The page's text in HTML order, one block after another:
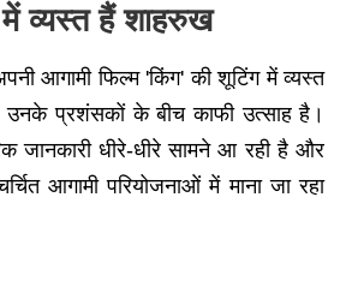
व्यस्त हैं शाहरुख
आगामी फिल्म 'किंग' की शूटिंग में व्यस्त
प्रशंसकों के बीच काफी उत्साह है।
जानकारी धीरे-धीरे सामने आ रही है और
आगामी परियोजनाओं में माना जा रहा